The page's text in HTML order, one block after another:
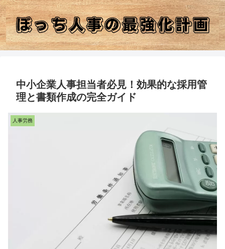
中小企業人事担当者必見！効果的な採用管
理と書類作成の完全ガイド
人事労務